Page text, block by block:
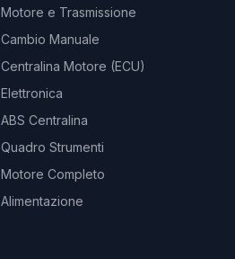
Motore e Trasmissione
Cambio Manuale
Centralina Motore (ECU)
Elettronica
ABS Centralina
Quadro Strumenti
Motore Completo
Alimentazione